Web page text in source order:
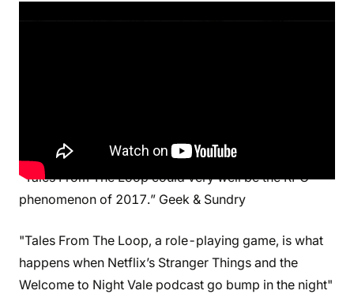
“Tales From The Loop could very well be the RPG
phenomenon of 2017.” Geek & Sundry
"Tales From The Loop, a role-playing game, is what
happens when Netflix’s Stranger Things and the
Welcome to Night Vale podcast go bump in the night"